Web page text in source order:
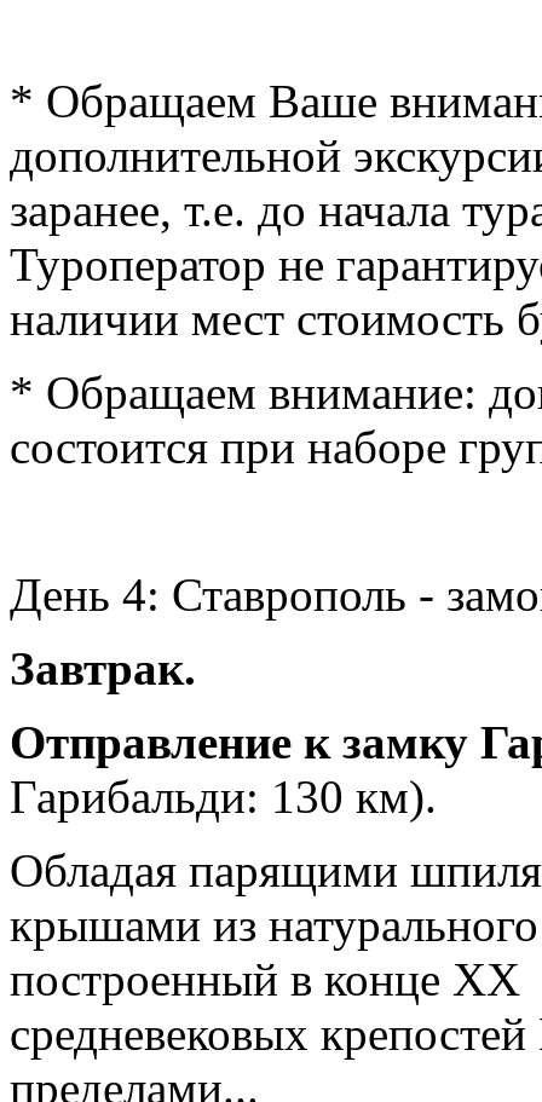
* Обращаем Ваше
дополнительной
заранее, т.е. до начала
Туроператор не
наличии мест стоимость
* Обращаем внимание:
состоится при наборе
День 4: Ставрополь -
Завтрак.
Отправление к замку
Гарибальди: 130 км).
Обладая парящими
крышами из
построенный в конце XX
средневековых
пределами...